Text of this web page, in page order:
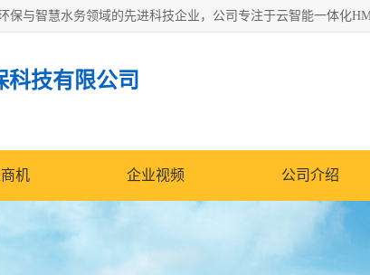
科技有限公司
机 企业视频 公司介绍